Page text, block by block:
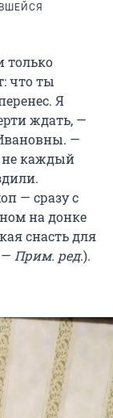
только
что ты
Я
ждать, —
—
не каждый
— сразу с
на донке
снасть для
Прим. ред.).